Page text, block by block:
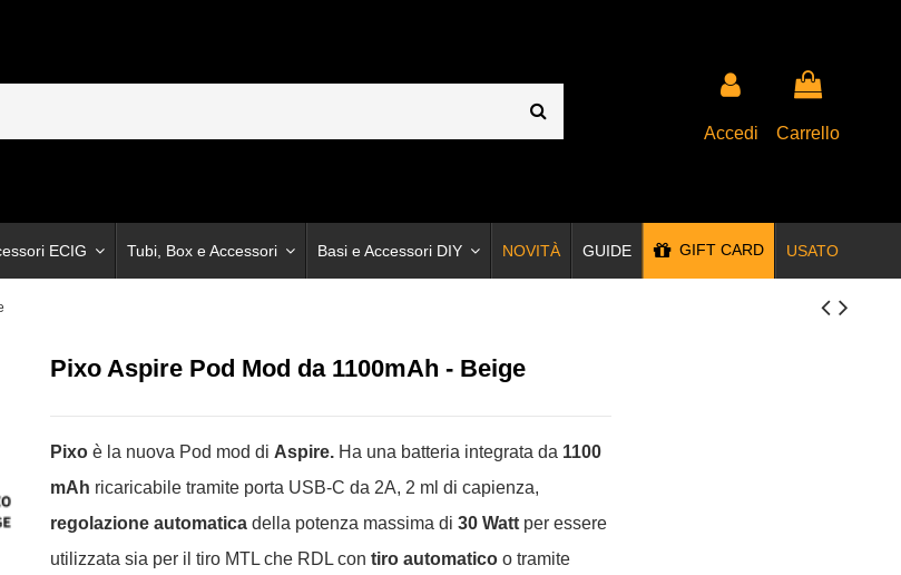
Accedi Carrello
ECIG Tubi, Box e Accessori Basi e Accessori DIY NOVITÀ GUIDE GIFT CARD USATO
Pixo Aspire Pod Mod da 1100mAh - Beige
Pixoè la nuova Pod mod di Aspire. Ha una batteria integrata da 1100
mAh ricaricabile tramite porta USB-C da 2A, 2 ml di capienza,
regolazione automaticadella potenza massima di30 Watt per essere
utilizzata sia per il tiro MTL che RDL contiro automatico o tramite